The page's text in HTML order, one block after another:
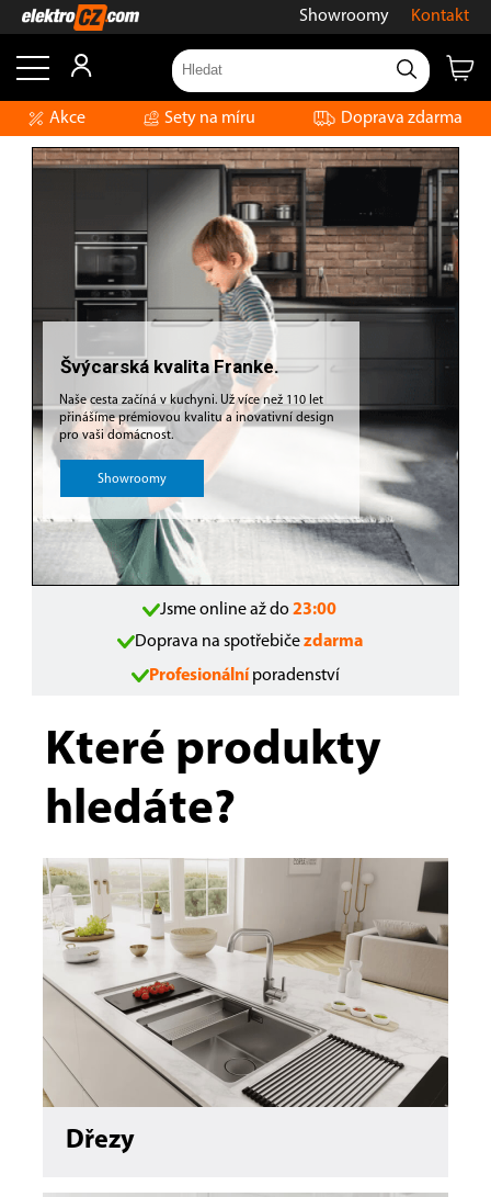
Showroomy Kontakt
Akce Sety na míru Doprava zdarma
Švýcarská kvalita Franke.
Naše cesta začíná v kuchyni. Už více než 110 let
přinášíme prémiovou kvalitu a inovativní design
pro vaši domácnost.
Showroomy
Jsme online až do 23:00
Doprava na spotřebičezdarma
Profesionální poradenství
Které produkty
hledáte?
Dřezy